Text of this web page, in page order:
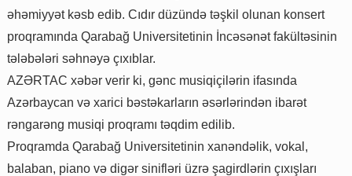
əhəmiyyət kəsb edib. Cıdır düzündə təşkil olunan konsert
proqramında Qarabağ Universitetinin İncəsənət fakültəsinin
tələbələri səhnəyə çıxıblar.
AZƏRTAC xəbər verir ki, gənc musiqiçilərin ifasında
Azərbaycan və xarici bəstəkarların əsərlərindən ibarət
rəngarəng musiqi proqramı təqdim edilib.
Proqramda Qarabağ Universitetinin xanəndəlik, vokal,
balaban, piano və digər sinifləri üzrə şagirdlərin çıxışları